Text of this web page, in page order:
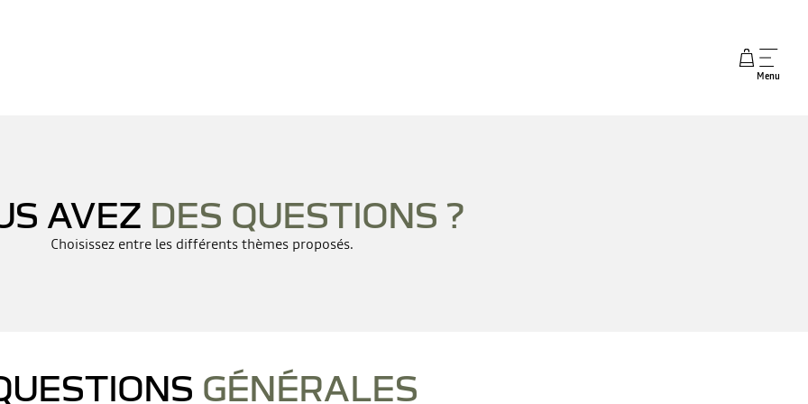
Menu
AVEZ DES QUESTIONS ?
Choisissez entre les différents thèmes proposés.
GÉNÉRALES